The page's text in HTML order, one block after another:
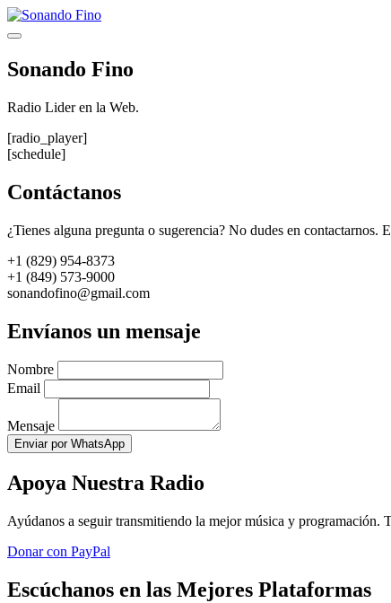
Saltar
al
Menú
Sonando Fino
Radio Lider en la Web.
[radio_player]
[schedule]
Contáctanos
¿Tienes alguna pregunta o sugerencia? No dudes en contactarnos.
+1 (829) 954-8373
+1 (849) 573-9000
sonandofino@gmail.com
Envíanos un mensaje
Nombre
Email
Mensaje
Enviar por WhatsApp
Apoya Nuestra Radio
Ayúdanos a seguir transmitiendo la mejor música y programación.
Donar con PayPal
Escúchanos en las Mejores Plataformas